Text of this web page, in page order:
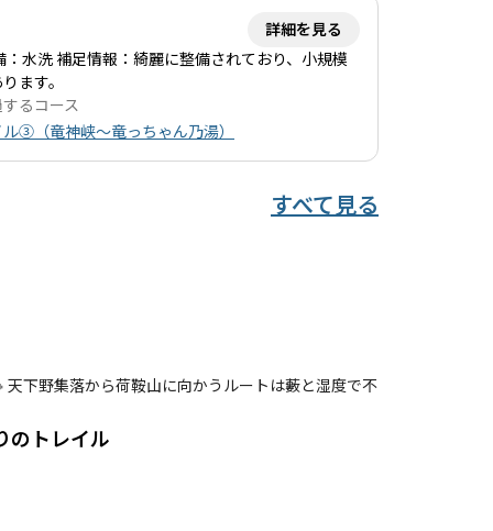
詳細を見る
水洗 補足情報：綺麗に整備されており、小規模
ます。
るコース
③（竜神峡～竜っちゃん乃湯）
すべて見る
のトレイル